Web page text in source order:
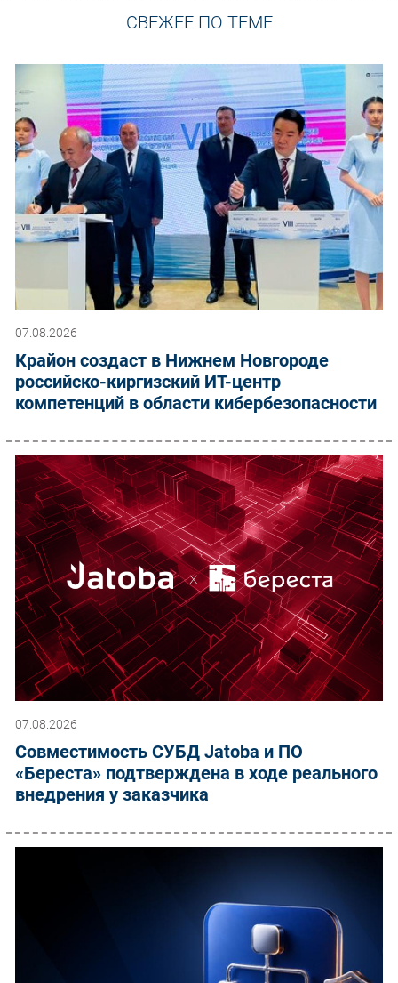
СВЕЖЕЕ ПО ТЕМЕ
07.08.2026
Крайон создаст в Нижнем Новгороде
российско-киргизский ИТ-центр
компетенций в области кибербезопасности
07.08.2026
Совместимость СУБД Jatoba и ПО
«Береста» подтверждена в ходе реального
внедрения у заказчика